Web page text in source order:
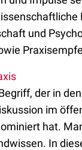
und
der in
im
hat.
In